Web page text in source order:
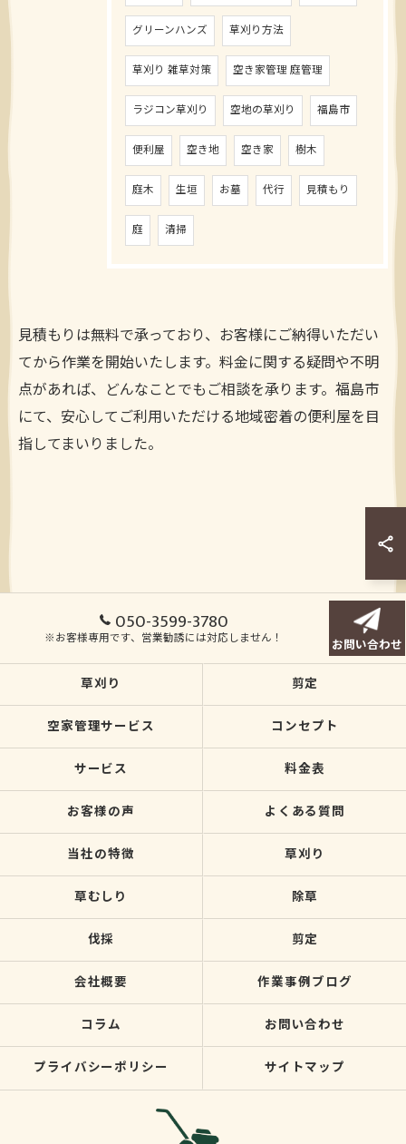
グリーンハンズ 草刈り方法
草刈り 雑草対策 空き家管理 庭管理
ラジコン草刈り 空地の草刈り 福島市
便利屋 空き地 空き家 樹木
庭木 生垣 お墓 代行 見積もり
庭 清掃
見積もりは無料で承っており、お客様にご納得いただい
てから作業を開始いたします。料金に関する疑問や不明
点があれば、どんなことでもご相談を承ります。福島市
にて、安心してご利用いただける地域密着の便利屋を目
指してまいりました。
050-3599-3780
※お客様専用です、営業勧誘には対応しません！ お問い合わせ
草刈り 剪定
空家管理サービス コンセプト
サービス 料金表
お客様の声 よくある質問
当社の特徴 草刈り
草むしり 除草
伐採 剪定
会社概要 作業事例ブログ
コラム お問い合わせ
プライバシーポリシー サイトマップ